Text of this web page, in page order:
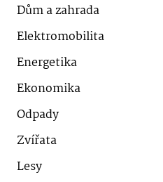
Dům a zahrada
Elektromobilita
Energetika
Ekonomika
Odpady
Zvířata
Lesy